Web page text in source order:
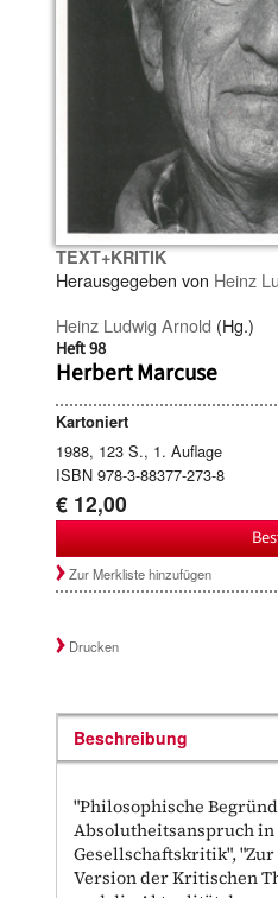
TEXT+KRITIK
Herausgegeben von Heinz
Heinz Ludwig Arnold (Hg.)
Heft 98
Herbert Marcuse
Kartoniert
1988, 123 S., 1. Auflage
ISBN 978-3-88377-273-8
€ 12,00
Zur Merkliste hinzufügen
Drucken
Beschreibung
"Philosophische
Absolutheitsanspruch in
Gesellschaftskritik",
Version der Kritischen